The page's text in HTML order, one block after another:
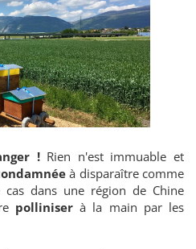
!Rien n'est immuable et
à disparaître comme
dans une région de Chine
polliniserà la main par les